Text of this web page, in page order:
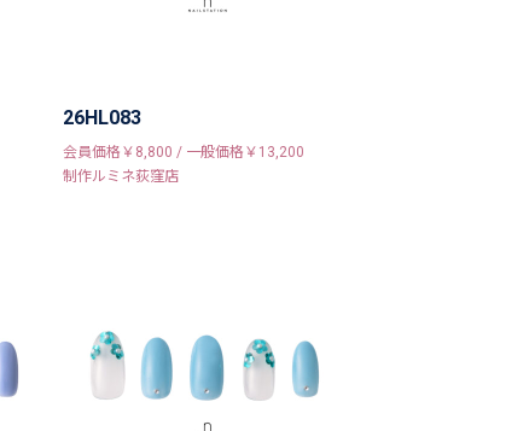
26HL083
会員価格￥8,800 / 一般価格￥13,200
制作ルミネ荻窪店